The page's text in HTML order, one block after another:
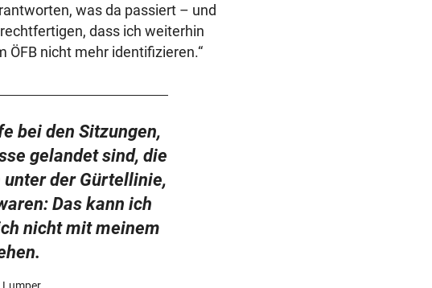
was da passiert – und
dass ich weiterhin
ÖFB nicht mehr identifizieren.“
bei den Sitzungen,
gelandet sind, die
der Gürtellinie,
Das kann ich
nicht mit meinem